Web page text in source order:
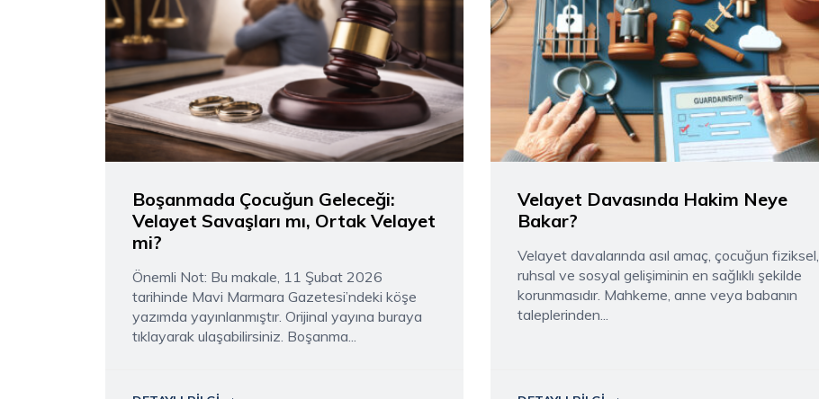
Boşanmada Çocuğun Geleceği:
Velayet Savaşları mı, Ortak Velayet
mi?
Önemli Not: Bu makale, 11 Şubat 2026
tarihinde Mavi Marmara Gazetesi’ndeki köşe
yazımda yayınlanmıştır. Orijinal yayına buraya
tıklayarak ulaşabilirsiniz. Boşanma...
Velayet Davasında Hakim Neye
Bakar?
Velayet davalarında asıl amaç, çocuğun fiziksel,
ruhsal ve sosyal gelişiminin en sağlıklı şekilde
korunmasıdır. Mahkeme, anne veya babanın
taleplerinden...